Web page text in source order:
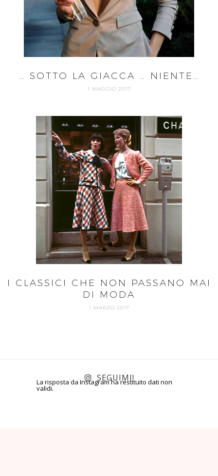
… SOTTO LA GIACCA … NIENTE…
1 MAGGIO 2017
I CLASSICI CHE NON PASSANO MAI
DI MODA
1 MARZO 2017
La risposta da Instagram ha restituito dati non
validi.
SEGUIMI!